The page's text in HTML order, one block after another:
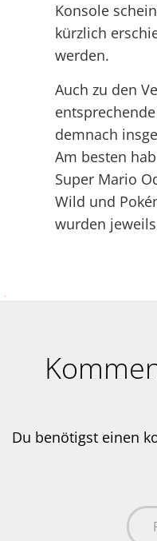
Konsole
kürzlich
werden.
Auch zu den
demnach
Am besten
Super Mario
Wild und
wurden
Du benötigst einen